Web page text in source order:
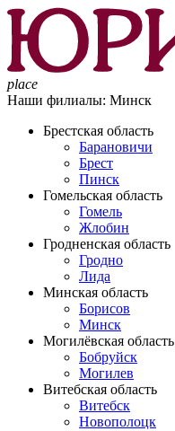
place
Наши филиалы: Минск
Брестская область
Барановичи
Брест
Пинск
Гомельская область
Гомель
Жлобин
Гродненская область
Гродно
Лида
Минская область
Борисов
Минск
Могилёвская область
Бобруйск
Могилев
Витебская область
Витебск
Новополоцк